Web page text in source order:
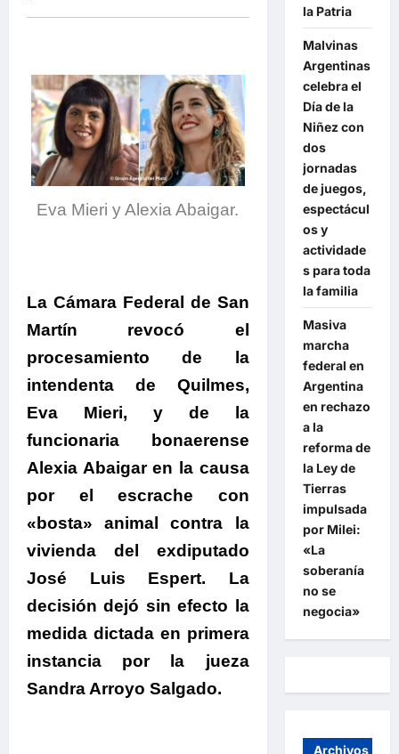
Eva Mieri y Alexia Abaigar.
La Cámara Federal de San
Martín revocó el
procesamiento de la
intendenta de Quilmes,
Eva Mieri, y de la
funcionaria bonaerense
Alexia Abaigar en la causa
por el escrache con
«bosta» animal contra la
vivienda del exdiputado
José Luis Espert. La
decisión dejó sin efecto la
medida dictada en primera
instancia por la jueza
Sandra Arroyo Salgado.
la Patria
Malvinas
Argentinas
celebra el
Día de la
Niñez con
dos
jornadas
de juegos,
espectácul
os y
actividade
s para toda
la familia
Masiva
marcha
federal en
Argentina
en rechazo
a la
reforma de
la Ley de
Tierras
impulsada
por Milei:
«La
soberanía
no se
negocia»
Archivos